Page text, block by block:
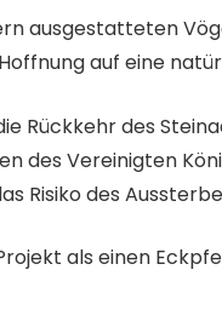
ausgestatteten
auf eine
Rückkehr des
des Vereinigten
Risiko des
als einen